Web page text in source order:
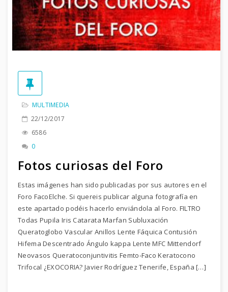
MULTIMEDIA
22/12/2017
6586
0
Fotos curiosas del Foro
Estas imágenes han sido publicadas por sus autores en el
Foro FacoElche. Si quereis publicar alguna fotografía en
este apartado podéis hacerlo enviándola al Foro. FILTRO
Todas Pupila Iris Catarata Marfan Subluxación
Queratoglobo Vascular Anillos Lente Fáquica Contusión
Hifema Descentrado Ángulo kappa Lente MFC Mittendorf
Neovasos Queratoconjuntivitis Femto-Faco Keratocono
Trifocal ¿EXOCORIA? Javier Rodríguez Tenerife, España […]